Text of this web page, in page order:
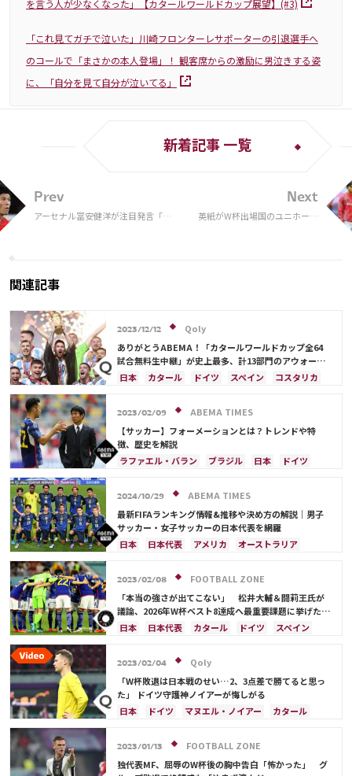
を言う人が少なくなった」【カタールワールドカップ展望】(#3)
「これ見てガチで泣いた」川崎フロンターレサポーターの引退選手へ
のコールで「まさかの本人登場」！ 観客席からの激励に男泣きする姿
に、「自分を見て自分が泣いてる」
Prev
アーセナル冨安健洋が注目発言「福
新着記事 一覧
Next
英紙がW杯出場国のユニホーム
関連記事
2023/12/12
Qoly
ありがとうABEMA！「カタールワールドカップ全64
試合無料生中継」が史上最多、計13部門のアウォード
を受賞
日本 カタール ドイツ スペイン
コスタリカ
2023/02/09
ABEMA TIMES
【サッカー】フォーメーションとは？トレンドや特
徴、歴史を解説
ラファエル・バラン
ブラジル 日本
ドイツ
スイス
オランダ ポーランド
ウルグアイ
メキシコ ウェールズ
コスタリカ
日本代表
カリム・ベンゼマ
2024/10/29
ABEMA TIMES
最新FIFAランキング情報&推移や決め方の解説｜男子
サッカー・女子サッカーの日本代表を網羅
日本
日本代表 アメリカ
オーストラリア
カタール
イラン 韓国 ドイツ
フランス
ベルギー スイス
イングランド
オランダ
ポルトガル デンマーク
セルビア
クロアチア
ポーランド
エクアドル
セネガル
カメルーン
コスタリカ
2023/02/08
FOOTBALL ZONE
「本当の強さが出てこない」 松井大輔＆闘莉王氏が
議論、2026年W杯ベスト8達成へ最重要課題に挙げたの
は？
日本 日本代表 カタール ドイツ
スペイン
田中 碧
町野 修斗
2023/02/04
Qoly
「W杯敗退は日本戦のせい…2、3点差で勝てると思っ
た」 ドイツ守護神ノイアーが悔しがる
日本
ドイツ マヌエル・ノイアー
カタール
2023/01/13
FOOTBALL ZONE
独代表MF、屈辱のW杯後の胸中告白「怖かった」 グ